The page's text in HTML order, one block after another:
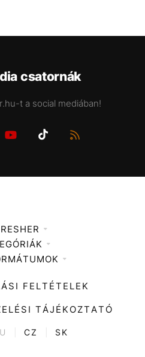
csatornák
t a social mediában!
Zene
Divat
ENTR
FELTÉTELEK
TÁJÉKOZTATÓ
CZ SK